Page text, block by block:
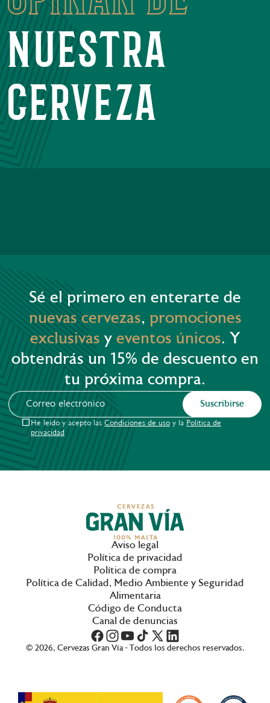
nuestra
cerveza
Sé el primero en enterarte de
nuevas cervezas, promociones
exclusivas y eventos únicos. Y
obtendrás un 15% de descuento en
tu próxima compra.
Suscribirse
He leído y acepto las Condiciones de uso y la Política de
privacidad
Aviso legal
Política de privacidad
Política de compra
Política de Calidad, Medio Ambiente y Seguridad
Alimentaria
Código de Conducta
Canal de denuncias
© 2026, Cervezas Gran Vía - Todos los derechos reservados.